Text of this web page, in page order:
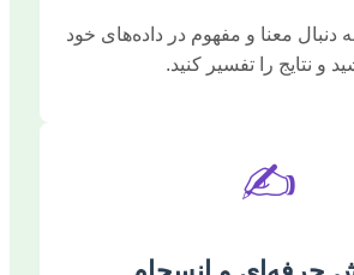
به دنبال معنا و مفهوم در داده‌های خود
و نتایج را تفسیر کنید.
✍️